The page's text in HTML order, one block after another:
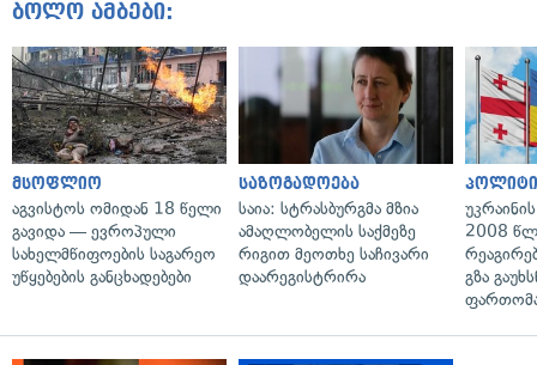
ბოლო ამბები:
მსოფლიო
აგვისტოს ომიდან 18 წელი
გავიდა — ევროპული
სახელმწიფოების საგარეო
უწყებების განცხადებები
საზოგადოება
საია: სტრასბურგმა მზია
ამაღლობელის საქმეზე
რიგით მეოთხე საჩივარი
დაარეგისტრირა
2008
გზა